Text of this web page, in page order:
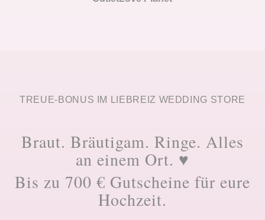
TREUE-BONUS IM LIEBREIZ WEDDING STORE
Braut. Bräutigam. Ringe. Alles
an einem Ort. ♥
Bis zu 700 € Gutscheine für eure
Hochzeit.